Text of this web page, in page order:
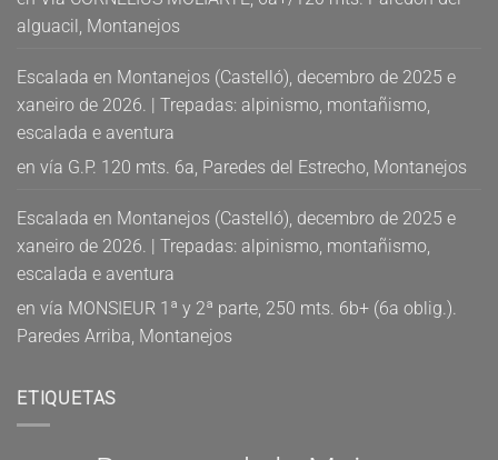
alguacil, Montanejos
Escalada en Montanejos (Castelló), decembro de 2025 e
xaneiro de 2026. | Trepadas: alpinismo, montañismo,
escalada e aventura
en vía G.P. 120 mts. 6a, Paredes del Estrecho, Montanejos
Escalada en Montanejos (Castelló), decembro de 2025 e
xaneiro de 2026. | Trepadas: alpinismo, montañismo,
escalada e aventura
en vía MONSIEUR 1ª y 2ª parte, 250 mts. 6b+ (6a oblig.).
Paredes Arriba, Montanejos
ETIQUETAS